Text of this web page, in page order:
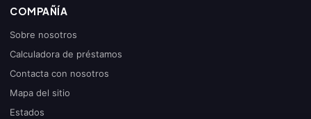
COMPAÑÍA
Sobre nosotros
Calculadora de préstamos
Contacta con nosotros
Mapa del sitio
Estados